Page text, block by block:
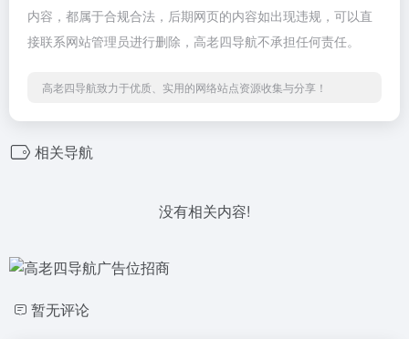
内容，都属于合规合法，后期网页的内容如出现违规，可以直
接联系网站管理员进行删除，高老四导航不承担任何责任。
高老四导航致力于优质、实用的网络站点资源收集与分享！
相关导航
没有相关内容!
暂无评论